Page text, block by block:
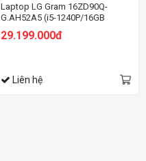
Laptop LG Gram 16ZD90Q-
G.AH52A5 (i5-1240P/16GB
WQXGA/Win11/Đen) (2022)
29.199.000đ
Liên hệ